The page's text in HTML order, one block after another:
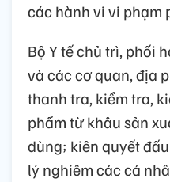
các hành vi vi phạm
Bộ Y tế chủ trì, phối
và các cơ quan, địa
thanh tra, kiểm tra,
phẩm từ khâu sản
dùng; kiên quyết
lý nghiêm các cá